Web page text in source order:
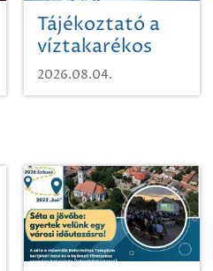
Tájékoztató a
víztakarékos
vízhasználatról
2026.08.04.